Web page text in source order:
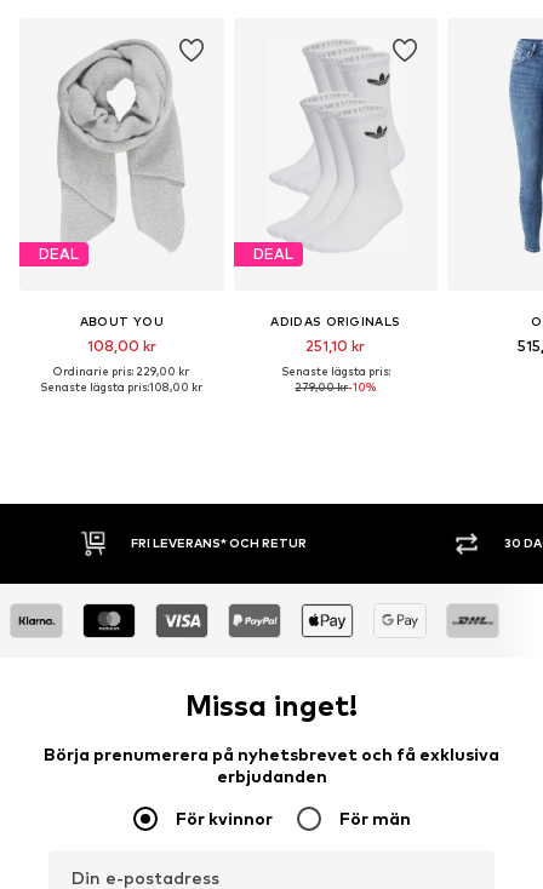
DEAL
ABOUT YOU
108,00 kr
Ordinarie pris: 229,00 kr
Senaste lägsta pris:108,00 kr
DEAL
ADIDAS ORIGINALS
251,10 kr
Senaste lägsta pris:
279,00 kr-10%
FRI LEVERANS* OCH RETUR 30
Missa inget!
Börja prenumerera på nyhetsbrevet och få exklusiva
erbjudanden
För kvinnor För män
Din e-postadress